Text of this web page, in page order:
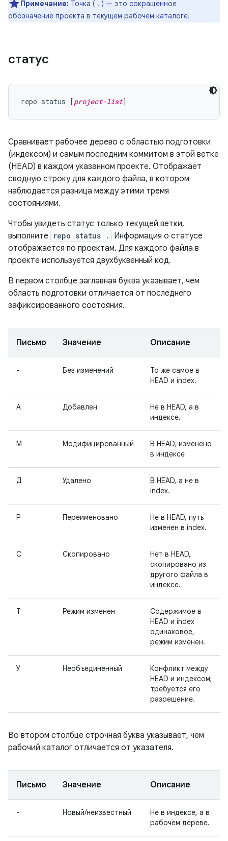
Примечание: Точка ( . ) — это сокращенное
обозначение проекта в текущем рабочем каталоге.
статус
repo status [project-list
Сравнивает рабочее дерево с областью подготовки
(индексом) и самым последним коммитом в этой ветке
(HEAD) в каждом указанном проекте. Отображает
сводную строку для каждого файла, в котором
наблюдается разница между этими тремя
состояниями.
Чтобы увидеть статус только текущей ветки,
выполните
repo status .
Информация о статусе
отображается по проектам. Для каждого файла в
проекте используется двухбуквенный код.
В первом столбце заглавная буква указывает, чем
область подготовки отличается от последнего
зафиксированного состояния.
Письмо Значение Описание
- Без изменений
То же самое в
HEAD и index.
А Добавлен
Не в HEAD, а в
индексе.
М Модифицированный
В HEAD, изменено
в индексе
Д Удалено
В HEAD, а не в
index.
Р Переименовано
Не в HEAD, путь
изменен в index.
С Скопировано
Нет в HEAD,
скопировано из
другого файла в
индексе.
Т Режим изменен
Содержимое в
HEAD и index
одинаковое,
режим изменен.
У Необъединенный
Конфликт между
HEAD и индексом;
требуется его
разрешение.
Во втором столбце строчная буква указывает, чем
рабочий каталог отличается от указателя.
Письмо Значение Описание
- Новый/неизвестный
Не в индексе, а в
рабочем дереве.